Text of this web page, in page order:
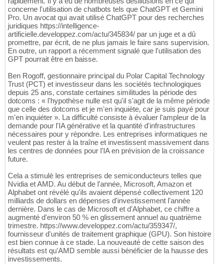
concerne l'utilisation de chatbots tels que ChatGPT et Gemini
Pro. Un avocat qui avait utilisé ChatGPT pour des recherches
juridiques https://intelligence-
artificielle.developpez.com/actu/345834/ par un juge et a dû
promettre, par écrit, de ne plus jamais le faire sans supervision.
En outre, un rapport a récemment signalé que l'utilisation des
GPT pourrait être en baisse.
Ben Rogoff, gestionnaire principal du Polar Capital Technology
Trust (PCT) et investisseur dans les sociétés technologiques
depuis 25 ans, constate certaines similitudes la période des
dotcoms : « l'hypothèse nulle est qu'il s'agit de la même période
que celle des dotcoms et je m'en inquiète, car je suis payé pour
m'en inquiéter ». La difficulté consiste à évaluer l'ampleur de la
demande pour l'IA générative et la quantité d'infrastructures
nécessaires pour y répondre. Les entreprises informatiques ne
veulent pas rester à la traîne et investissent massivement dans
les centres de données pour l'IA en prévision de la croissance
future.
Cela a stimulé les entreprises de semiconducteurs telles que
Nvidia et AMD. Au début de l'année, Microsoft, Amazon et
Alphabet ont révélé qu'ils avaient dépensé collectivement 120
milliards de dollars en dépenses d'investissement l'année
dernière. Dans le cas de Microsoft et d'Alphabet, ce chiffre a
augmenté d'environ 50 % en glissement annuel au quatrième
trimestre. https://www.developpez.com/actu/359347/,
fournisseur d'unités de traitement graphique (GPU). Son histoire
est bien connue à ce stade. La nouveauté de cette saison des
résultats est qu'AMD semble aussi bénéficier de la hausse des
investissements.